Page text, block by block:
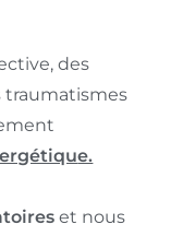
des
traumatismes
e.
et nous